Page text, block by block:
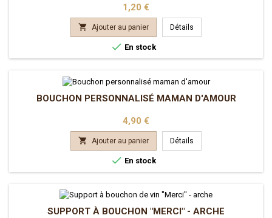
Prix
1,20 €
 Ajouter au panier Détails
 En stock
BOUCHON PERSONNALISÉ MAMAN D'AMOUR
Prix
4,90 €
 Ajouter au panier Détails
 En stock
SUPPORT À BOUCHON "MERCI" - ARCHE